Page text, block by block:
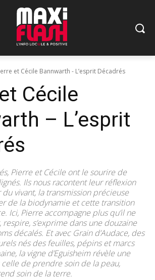
et Cécile Bannwarth - L’esprit Décadrés
Cécile
– L’esprit
Pierre et Cécile ont le sourire de
Ils nous racontent leur réflexion
vivant, la transmission précieuse
de la biodynamie et cette transition
Ici, Pierre accompagne plus qu’il ne
respire, s’exprime dans une douzaine
décalés. Et avec Grain d’Audace, des
nés des feuilles, pépins et marcs
la vigne d’Eguisheim révèle une
de prendre soin de la peau,
soin de la terre.